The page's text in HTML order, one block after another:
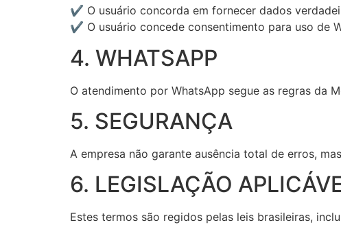
✔ O usuário concorda em fornecer dados
✔ O usuário concede consentimento para uso de
4. WHATSAPP
O atendimento por WhatsApp segue as regras da
5. SEGURANÇA
A empresa não garante ausência total de erros,
6. LEGISLAÇÃO
Estes termos são regidos pelas leis brasileiras,